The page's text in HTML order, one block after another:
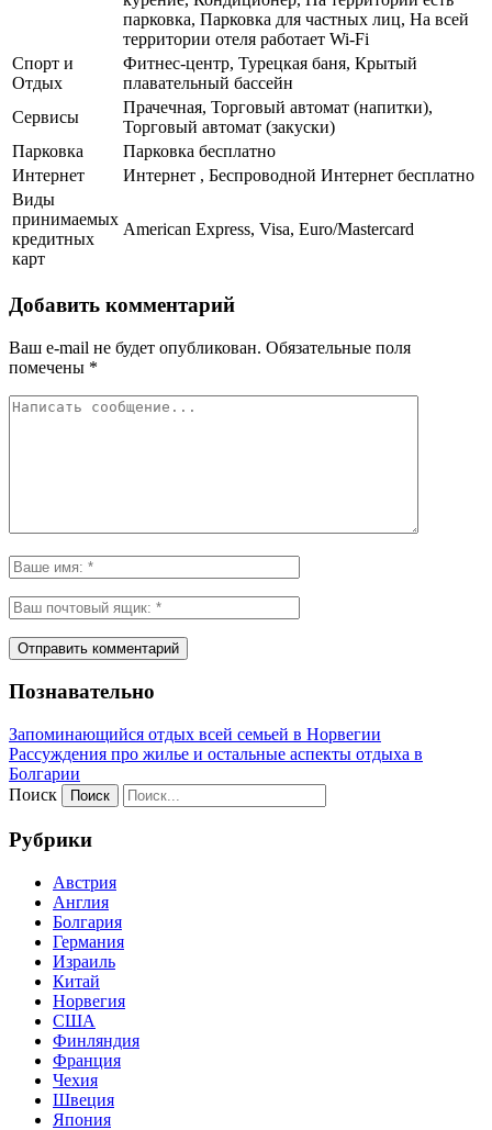
парковка, Парковка для частных лиц, На всей
территории отеля работает Wi-Fi
Спорт и
Отдых
Фитнес-центр, Турецкая баня, Крытый
плавательный бассейн
Сервисы
Прачечная, Торговый автомат (напитки),
Торговый автомат (закуски)
Парковка
Парковка бесплатно
Интернет
Интернет , Беспроводной Интернет бесплатно
Виды
принимаемых
кредитных
карт
American Express, Visa, Euro/Mastercard
Добавить комментарий
Ваш e-mail не будет опубликован. Обязательные поля
помечены *
Познавательно
Запоминающийся отдых всей семьей в Норвегии
Рассуждения про жилье и остальные аспекты отдыха в
Болгарии
Поиск
Рубрики
Австрия
Англия
Болгария
Германия
Израиль
Китай
Норвегия
США
Финляндия
Франция
Чехия
Швеция
Япония